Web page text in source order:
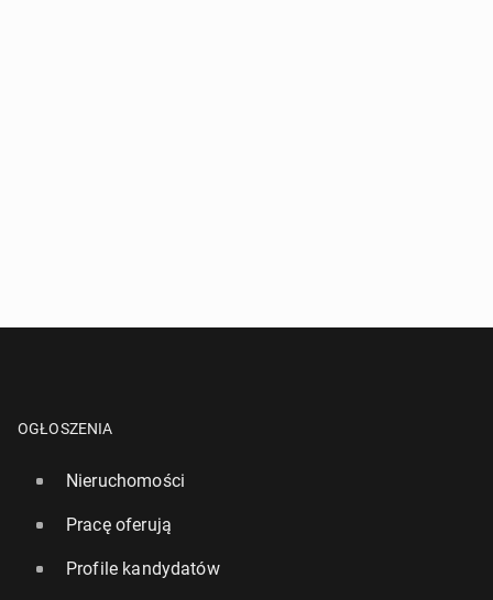
OGŁOSZENIA
Nieruchomości
Pracę oferują
Profile kandydatów